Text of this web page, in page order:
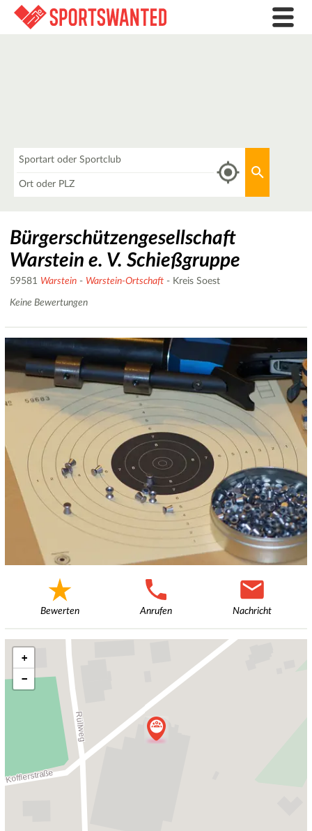
Bürgerschützengesellschaft
Warstein e. V. Schießgruppe
59581 Warstein - Warstein-Ortschaft - Kreis Soest
Keine Bewertungen
Bewerten Anrufen Nachricht
+
−